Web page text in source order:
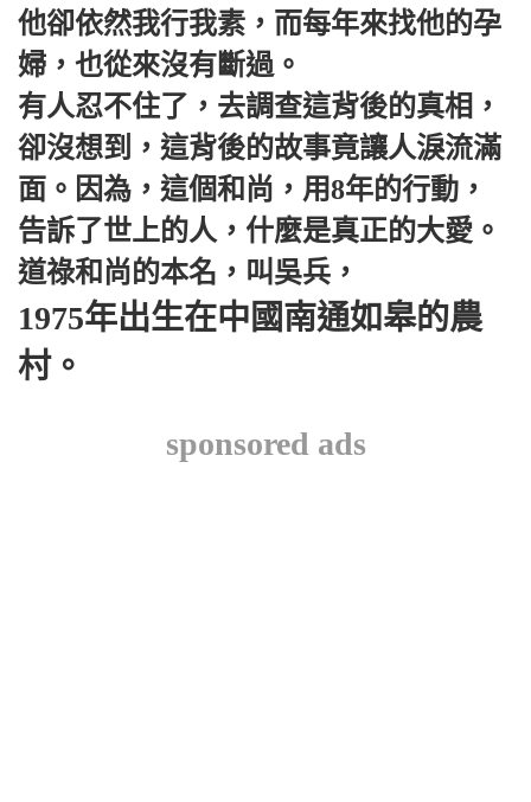
他卻依然我行我素，而每年來找他的孕
婦，也從來沒有斷過。
有人忍不住了，去調查這背後的真相，
卻沒想到，這背後的故事竟讓人淚流滿
面。因為，這個和尚，用8年的行動，
告訴了世上的人，什麼是真正的大愛。
道祿和尚的本名，叫吳兵，
1975年出生在中國南通如皋的農
村。
sponsored ads